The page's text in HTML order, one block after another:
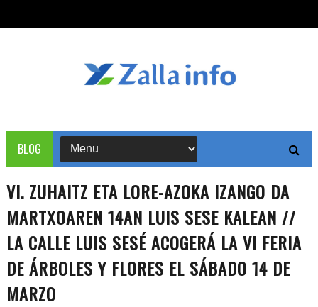
BLOG
VI. ZUHAITZ ETA LORE-AZOKA IZANGO DA
MARTXOAREN 14AN LUIS SESE KALEAN //
LA CALLE LUIS SESÉ ACOGERÁ LA VI FERIA
DE ÁRBOLES Y FLORES EL SÁBADO 14 DE
MARZO